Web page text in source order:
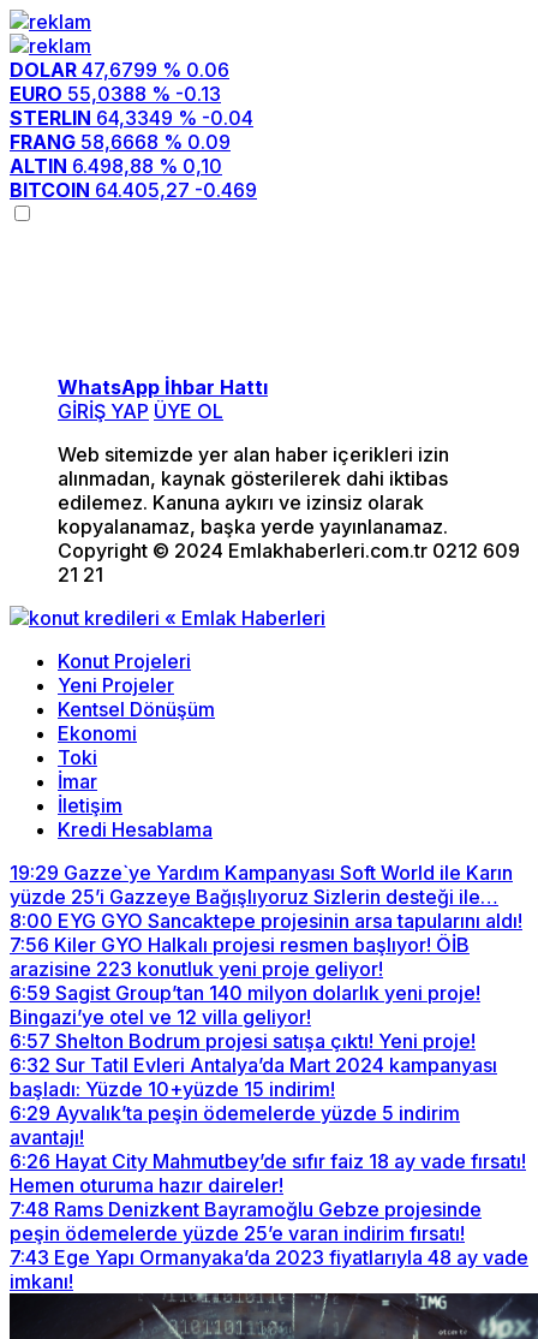
DOLAR 47,6799 % 0.06
EURO 55,0388 % -0.13
STERLIN 64,3349 % -0.04
FRANG 58,6668 % 0.09
ALTIN 6.498,88 % 0,10
BITCOIN 64.405,27 -0.469
WhatsApp İhbar Hattı
GİRİŞ YAP ÜYE OL
Web sitemizde yer alan haber içerikleri izin
alınmadan, kaynak gösterilerek dahi iktibas
edilemez. Kanuna aykırı ve izinsiz olarak
kopyalanamaz, başka yerde yayınlanamaz.
Copyright © 2024 Emlakhaberleri.com.tr 0212 609
21 21
Konut Projeleri
Yeni Projeler
Kentsel Dönüşüm
Ekonomi
Toki
İmar
İletişim
Kredi Hesablama
19:29 Gazze`ye Yardım Kampanyası Soft World ile Karın
yüzde 25’i Gazzeye Bağışlıyoruz Sizlerin desteği ile…
8:00 EYG GYO Sancaktepe projesinin arsa tapularını aldı!
7:56 Kiler GYO Halkalı projesi resmen başlıyor! ÖİB
arazisine 223 konutluk yeni proje geliyor!
6:59 Sagist Group’tan 140 milyon dolarlık yeni proje!
Bingazi’ye otel ve 12 villa geliyor!
6:57 Shelton Bodrum projesi satışa çıktı! Yeni proje!
6:32 Sur Tatil Evleri Antalya’da Mart 2024 kampanyası
başladı: Yüzde 10+yüzde 15 indirim!
6:29 Ayvalık’ta peşin ödemelerde yüzde 5 indirim
avantajı!
6:26 Hayat City Mahmutbey’de sıfır faiz 18 ay vade fırsatı!
Hemen oturuma hazır daireler!
7:48 Rams Denizkent Bayramoğlu Gebze projesinde
peşin ödemelerde yüzde 25’e varan indirim fırsatı!
7:43 Ege Yapı Ormanyaka’da 2023 fiyatlarıyla 48 ay vade
imkanı!